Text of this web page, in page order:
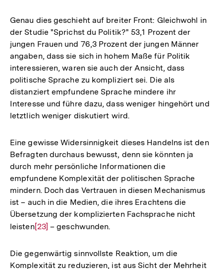
Genau dies geschieht auf breiter Front: Gleichwohl in
der Studie "Sprichst du Politik?" 53,1 Prozent der
jungen Frauen und 76,3 Prozent der jungen Männer
angaben, dass sie sich in hohem Maße für Politik
interessieren, waren sie auch der Ansicht, dass
politische Sprache zu kompliziert sei. Die als
distanziert empfundene Sprache mindere ihr
Interesse und führe dazu, dass weniger hingehört und
letztlich weniger diskutiert wird.
Eine gewisse Widersinnigkeit dieses Handelns ist den
Befragten durchaus bewusst, denn sie könnten ja
durch mehr persönliche Informationen die
empfundene Komplexität der politischen Sprache
mindern. Doch das Vertrauen in diesen Mechanismus
ist – auch in die Medien, die ihres Erachtens die
Übersetzung der komplizierten Fachsprache nicht
leistenZur
der
Fußnote
[23] – geschwunden.
Die gegenwärtig sinnvollste Reaktion, um die
Komplexität zu reduzieren, ist aus Sicht der Mehrheit